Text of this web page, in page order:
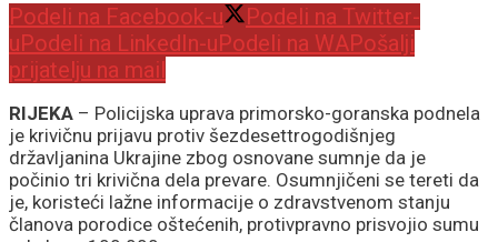
Podeli na Facebook-u
Podeli na Twitter-
uPodeli na LinkedIn-uPodeli na WAPošalji
prijatelju na mail
RIJEKA – Policijska uprava primorsko-goranska podnela
je krivičnu prijavu protiv šezdesettrogodišnjeg
državljanina Ukrajine zbog osnovane sumnje da je
počinio tri krivična dela prevare. Osumnjičeni se tereti da
je, koristeći lažne informacije o zdravstvenom stanju
članova porodice oštećenih, protivpravno prisvojio sumu